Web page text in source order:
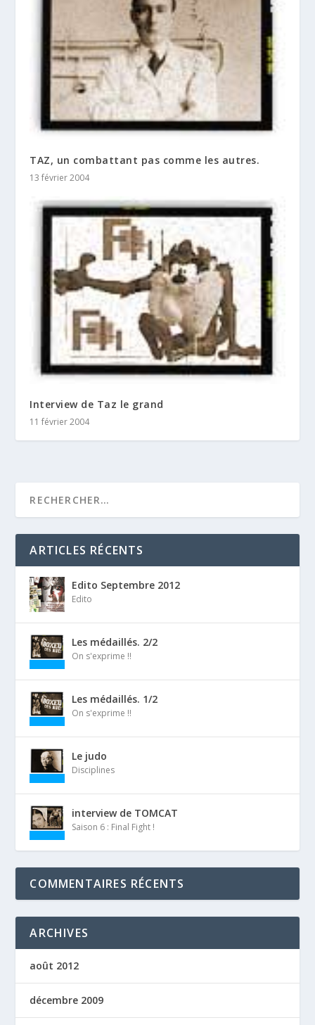
TAZ, un combattant pas comme les autres.
13 février 2004
Interview de Taz le grand
11 février 2004
ARTICLES RÉCENTS
Edito Septembre 2012
Edito
Les médaillés. 2/2
On s'exprime !!
Les médaillés. 1/2
On s'exprime !!
Le judo
Disciplines
interview de TOMCAT
Saison 6 : Final Fight !
COMMENTAIRES RÉCENTS
ARCHIVES
août 2012
décembre 2009